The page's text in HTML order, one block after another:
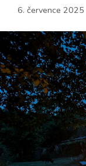
6. července 2025